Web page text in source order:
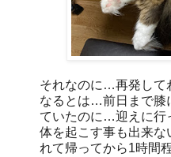
それなのに…再発して
なるとは…前日まで膝
ていたのに…迎えに行
体を起こす事も出来な
れて帰ってから1時間